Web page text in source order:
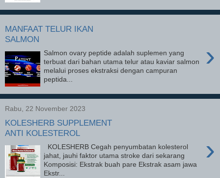
MANFAAT TELUR IKAN
SALMON
›
Salmon ovary peptide adalah suplemen yang
terbuat dari bahan utama telur atau kaviar salmon
melalui proses ekstraksi dengan campuran
peptida...
Rabu, 22 November 2023
KOLESHERB SUPPLEMENT
ANTI KOLESTEROL
›
KOLESHERB Cegah penyumbatan kolesterol
jahat, jauhi faktor utama stroke dari sekarang
Komposisi: Ekstrak buah pare Ekstrak asam jawa
Ekstr...